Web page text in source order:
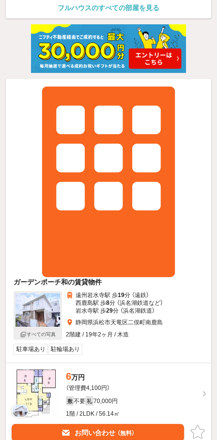
フルハウスのすべての部屋を見る
ガーデンポーチ和の賃貸物件
すべての写真
遠州岩水寺駅 歩19分 （遠鉄）
西鹿島駅 歩8分 （浜名湖鉄道など）
岩水寺駅 歩29分 （浜名湖鉄道）
静岡県浜松市天竜区二俣町南鹿島
2階建 / 19年2ヶ月 / 木造
駐車場あり 駐輪場あり
6万円
（管理費4,100円）
敷 不要 礼 70,000円
1階 / 2LDK / 56.14㎡
お問い合わせ （無料）